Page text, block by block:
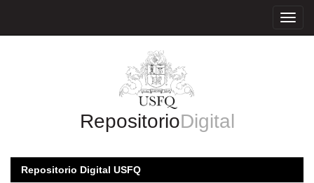
RepositorioDigital
Repositorio Digital USFQ